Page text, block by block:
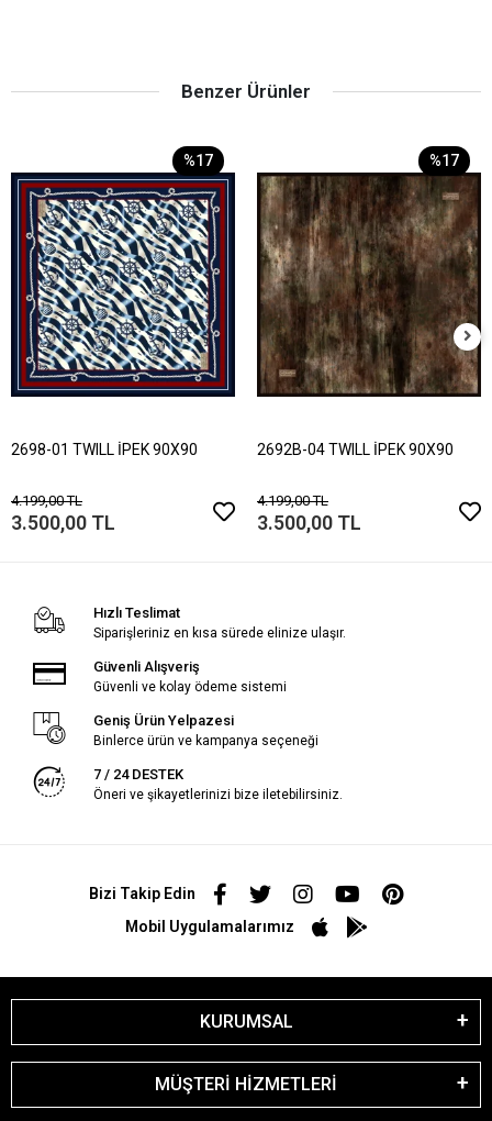
Benzer Ürünler
%17
2698-01 TWILL İPEK 90X90
4.199,00 TL
3.500,00 TL
%17
2692B-04 TWILL İPEK 90X90
4.199,00 TL
3.500,00 TL
Hızlı Teslimat
Siparişleriniz en kısa sürede elinize ulaşır.
Güvenli Alışveriş
Güvenli ve kolay ödeme sistemi
Geniş Ürün Yelpazesi
Binlerce ürün ve kampanya seçeneği
7 / 24 DESTEK
Öneri ve şikayetlerinizi bize iletebilirsiniz.
Bizi Takip Edin
Mobil Uygulamalarımız
KURUMSAL
MÜŞTERİ HİZMETLERİ